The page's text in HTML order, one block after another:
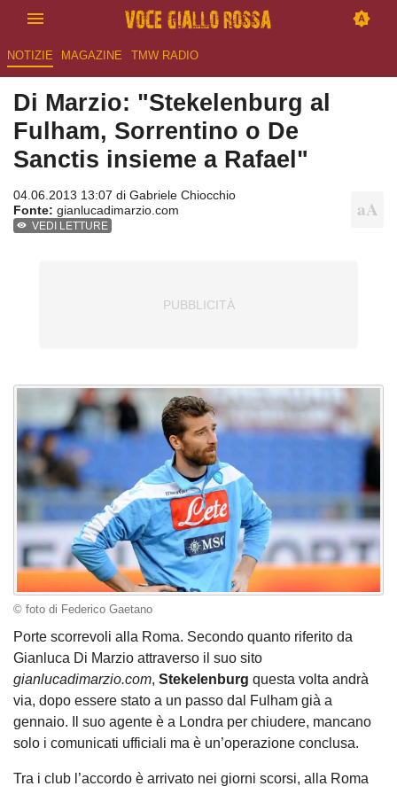
NOTIZIE MAGAZINE TMW RADIO
Di Marzio: "Stekelenburg al
Fulham, Sorrentino o De
Sanctis insieme a Rafael"
04.06.2013 13:07 di Gabriele Chiocchio
Fonte: gianlucadimarzio.com
VEDI LETTURE
© foto di Federico Gaetano
Porte scorrevoli alla Roma. Secondo quanto riferito da
Gianluca Di Marzio attraverso il suo sito
gianlucadimarzio.com, Stekelenburg questa volta andrà
via, dopo essere stato a un passo dal Fulham già a
gennaio. Il suo agente è a Londra per chiudere, mancano
solo i comunicati ufficiali ma è un’operazione conclusa.
Tra i club l’accordo è arrivato nei giorni scorsi, alla Roma